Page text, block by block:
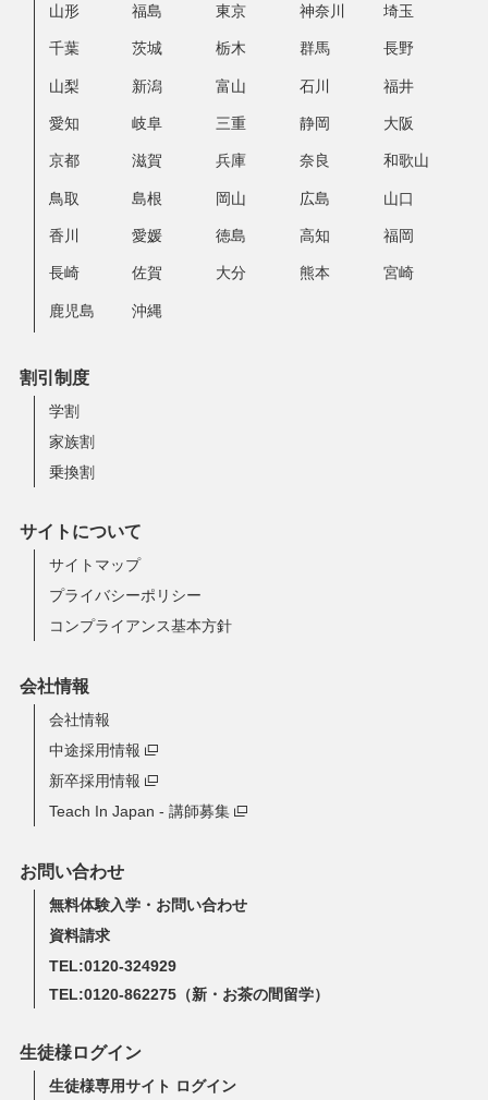
山形 福島 東京 神奈川 埼玉
千葉 茨城 栃木 群馬 長野
山梨 新潟 富山 石川 福井
愛知 岐阜 三重 静岡 大阪
京都 滋賀 兵庫 奈良 和歌山
鳥取 島根 岡山 広島 山口
香川 愛媛 徳島 高知 福岡
長崎 佐賀 大分 熊本 宮崎
鹿児島 沖縄
割引制度
学割
家族割
乗換割
サイトについて
サイトマップ
プライバシーポリシー
コンプライアンス基本方針
会社情報
会社情報
中途採用情報
新卒採用情報
Teach In Japan - 講師募集
お問い合わせ
無料体験入学・お問い合わせ
資料請求
TEL:0120-324929
TEL:0120-862275（新・お茶の間留学）
生徒様ログイン
生徒様専用サイト ログイン